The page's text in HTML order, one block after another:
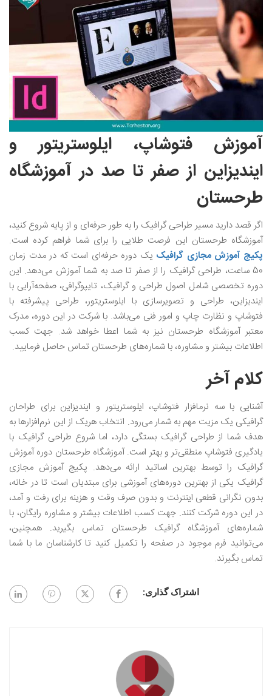
آموزش فتوشاپ، ایلوستریتور و
ایندیزاین از صفر تا صد در آموزشگاه‌
طرحستان
اگر قصد دارید مسیر طراحی گرافیک را به طور حرفه‌ای و از پایه شروع کنید،
آموزشگاه طرحستان این فرصت طلایی را برای شما فراهم کرده است.
پکیج آموزش مجازی گرافیک یک دوره حرفه‌ای است که در مدت زمان
50 ساعت، طراحی گرافیک را از صفر تا صد به شما آموزش می‌دهد. این
دوره تخصصی شامل اصول طراحی و گرافیک، تایپوگرافی، صفحه‌آرایی با
ایندیزاین، طراحی و تصویرسازی با ایلوستریتور، طراحی پیشرفته با
فتوشاپ و نظارت چاپ و امور فنی می‌باشد. با شرکت در این دوره، مدرک
معتبر آموزشگاه طرحستان نیز به شما اعطا خواهد شد. جهت کسب
اطلاعات بیشتر و مشاوره، با شماره‌های طرحستان تماس حاصل فرمایید.
کلام آخر
آشنایی با سه نرمافزار فتوشاپ، ایلوستریتور و ایندیزاین برای طراحان
گرافیکی یک مزیت مهم به شمار می‌رود. انتخاب هریک از این نرم‌افزارها به
هدف شما از طراحی گرافیک بستگی دارد، اما شروع طراحی گرافیک با
یادگیری فتوشاپ منطقی‌تر و بهتر است. آموزشگاه طرحستان دوره آموزش
گرافیک را توسط بهترین اساتید ارائه می‌دهد. پکیج آموزش مجازی
گرافیک یکی از بهترین دوره‌های آموزشی برای مبتدیان است تا در خانه،
بدون نگرانی قطعی اینترنت و بدون صرف وقت و هزینه برای رفت و آمد،
در این دوره شرکت کنند. جهت کسب اطلاعات بیشتر و مشاوره رایگان، با
شماره‌های آموزشگاه گرافیک طرحستان تماس بگیرید. همچنین،
می‌توانید فرم موجود در صفحه را تکمیل کنید تا کارشناسان ما با شما
تماس بگیرند.
اشتراک گذاری: